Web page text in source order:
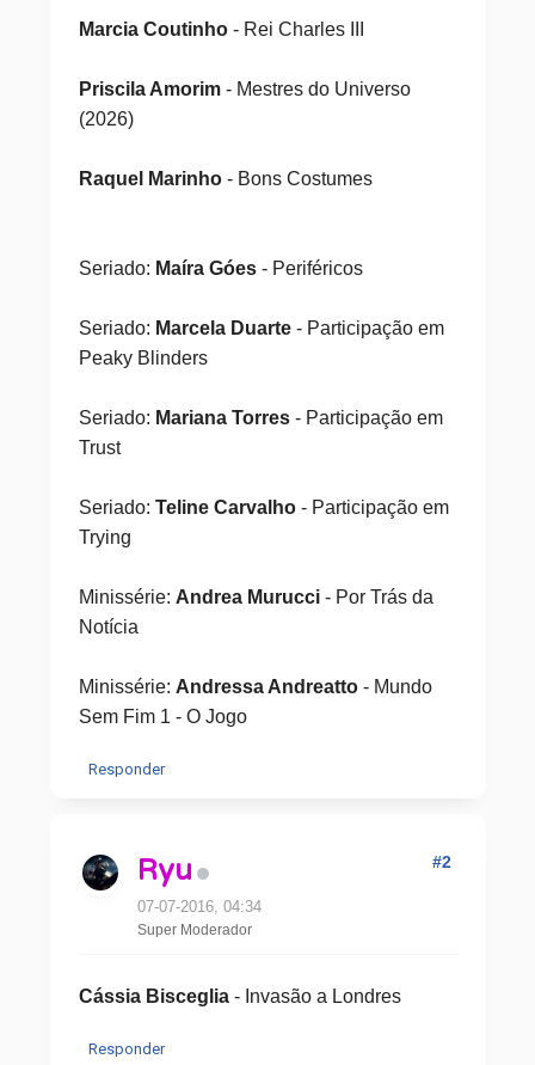
Marcia Coutinho- Rei Charles III
Priscila Amorim- Mestres do Universo
(2026)
Raquel Marinho- Bons Costumes
Seriado: Maíra Góes- Periféricos
Seriado: Marcela Duarte- Participação em
Peaky Blinders
Seriado: Mariana Torres- Participação em
Trust
Seriado: Teline Carvalho- Participação em
Trying
Minissérie: Andrea Murucci - Por Trás da
Notícia
Minissérie: Andressa Andreatto- Mundo
Sem Fim 1 - O Jogo
Responder
Ryu
07-07-2016, 04:34
Super Moderador
#2
Cássia Bisceglia- Invasão a Londres
Responder